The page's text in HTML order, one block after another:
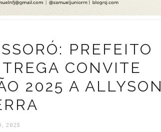
PREFEITO
CONVITE
2025 A ALLYSON
2025